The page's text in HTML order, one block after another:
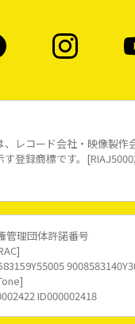
、レコード会社・映像製作
す登録商標です。
管理団体許諾番号
ID000002418